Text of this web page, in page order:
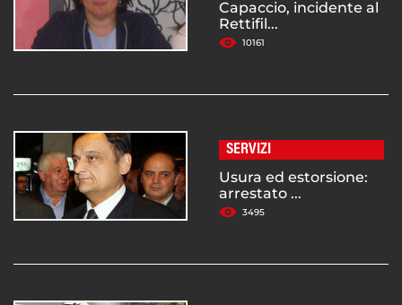
Capaccio, incidente al
Rettifil...
10161
SERVIZI
Usura ed estorsione:
arrestato ...
3495